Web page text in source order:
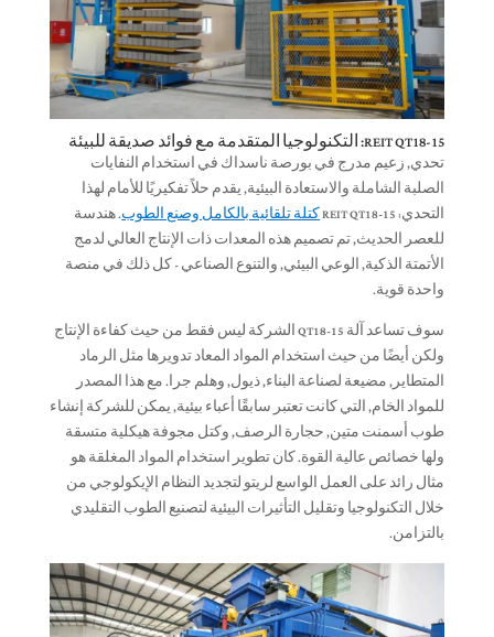
REIT QT18-15: التكنولوجيا المتقدمة مع فوائد صديقة للبيئة
تحدي, زعيم مدرج في بورصة ناسداك في استخدام النفايات
الصلبة الشاملة والاستعادة البيئية, يقدم حلاً تفكيريًا للأمام لهذا
التحدي: REIT QT18-15
كتلة تلقائية بالكامل وصنع الطوب. هندسة
للعصر الحديث, تم تصميم هذه المعدات ذات الإنتاج العالي لدمج
الأتمتة الذكية, الوعي البيئي, والتنوع الصناعي - كل ذلك في منصة
واحدة قوية.
سوف تساعد آلة QT18-15 الشركة ليس فقط من حيث كفاءة الإنتاج
ولكن أيضًا من حيث استخدام المواد المعاد تدويرها مثل الرماد
المتطاير, مضيعة لصناعة البناء, ذيول, وهلم جرا. مع هذا المصدر
للمواد الخام, التي كانت تعتبر سابقًا أعباء بيئية, يمكن للشركة إنشاء
طوب أسمنت متين, حجارة الرصف, وكتل مجوفة هيكلية متسقة
ولها خصائص عالية القوة. كان تطوير استخدام المواد المغلقة هو
مثال رائد على العمل الواسع لريتو لتجديد النظام الإيكولوجي من
خلال التكنولوجيا وتقليل التأثيرات البيئية لتصنيع الطوب التقليدي
بالتزامن.